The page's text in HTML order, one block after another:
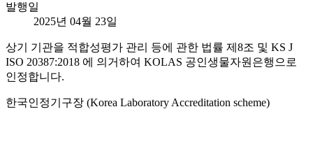
발행일
2025년 04월 23일
상기 기관을 적합성평가 관리 등에 관한 법률 제8조 및 KS J
ISO 20387:2018 에 의거하여 KOLAS 공인생물자원은행으로
인정합니다.
한국인정기구장 (Korea Laboratory Accreditation scheme)